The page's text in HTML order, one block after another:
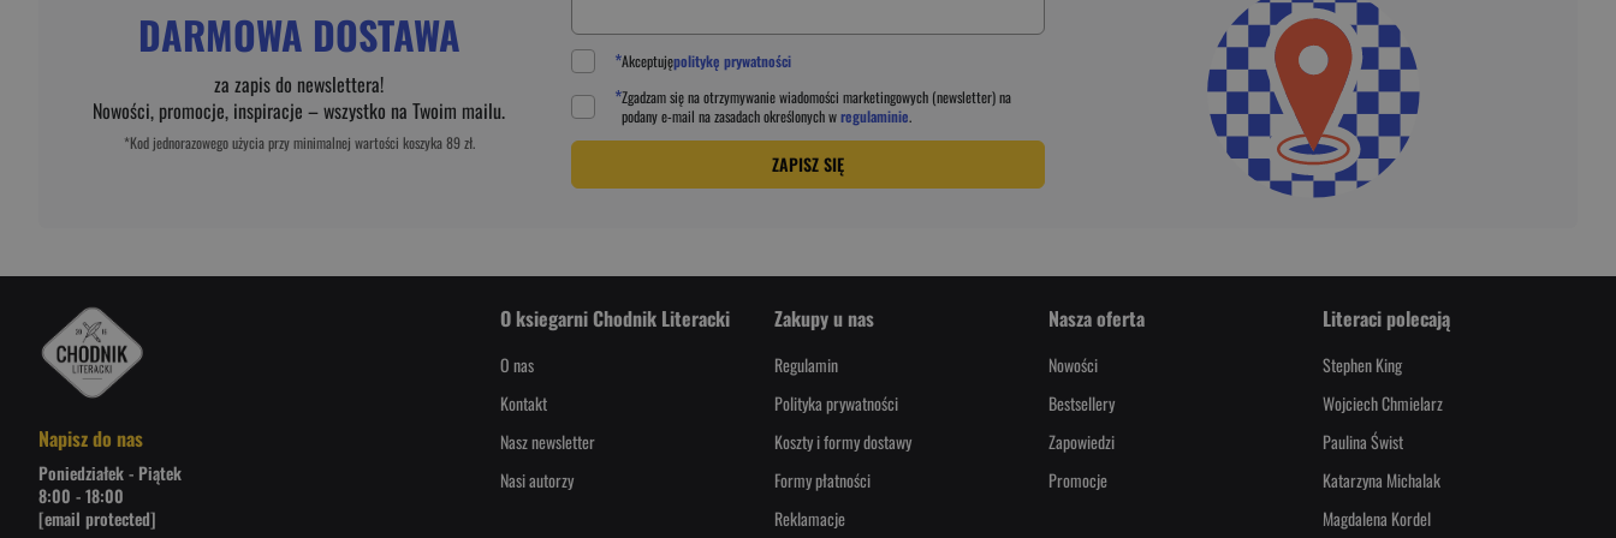
DARMOWA DOSTAWA
za zapis do newslettera!
Nowości, promocje, inspiracje – wszystko na Twoim mailu.
*Kod jednorazowego użycia przy minimalnej wartości koszyka 89 zł.
*Akceptujępolitykę prywatności
*Zgadzam się na otrzymywanie wiadomości marketingowych (newsletter) na
podanye-mail na zasadach określonych wregulaminie.
ZAPISZ SIĘ
Napisz do nas
Poniedziałek - Piątek
8:00 - 18:00
[email protected]
O ksiegarni Chodnik Literacki
O nas
Kontakt
Nasz newsletter
Nasi autorzy
Zakupy u nas
Regulamin
Polityka prywatności
Koszty i formy dostawy
Formy płatności
Reklamacje
Nasza oferta
Nowości
Bestsellery
Zapowiedzi
Promocje
Literaci polecają
Stephen King
Wojciech Chmielarz
Paulina Świst
Katarzyna Michalak
Magdalena Kordel